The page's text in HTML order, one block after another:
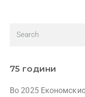
75 години
Во 2025